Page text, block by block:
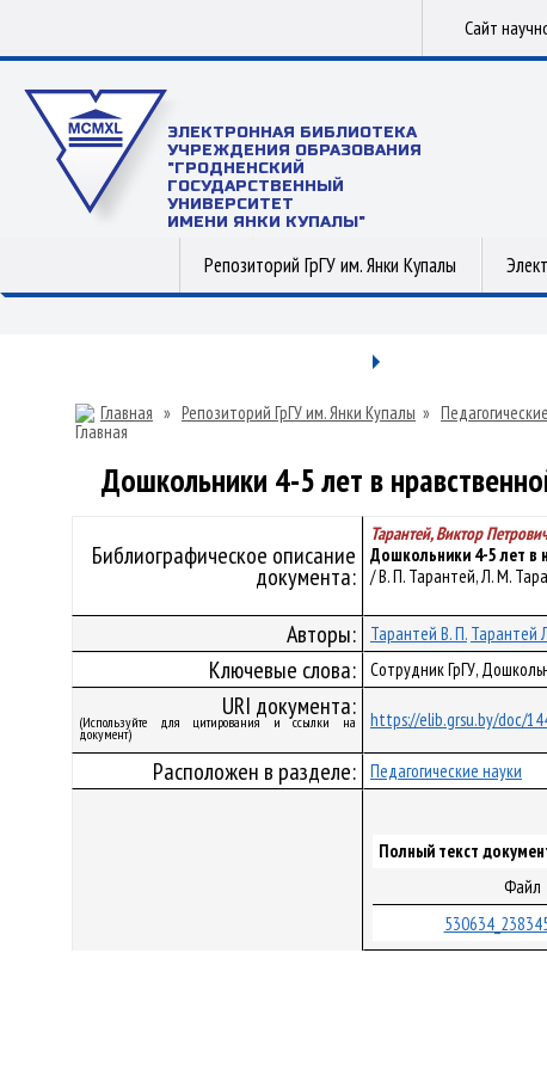
Сайт
ЭЛЕКТРОННАЯ БИБЛИОТЕКА
УЧРЕЖДЕНИЯ ОБРАЗОВАНИЯ
"ГРОДНЕНСКИЙ
ГОСУДАРСТВЕННЫЙ
УНИВЕРСИТЕТ
ИМЕНИ ЯНКИ КУПАЛЫ"
Репозиторий ГрГУ им. Янки Купалы
Главная » Репозиторий ГрГУ им. Янки Купалы »
Дошкольники 4-5 лет в
Библиографическое описание
документа:
Тарантей, Виктор Петрович
Дошкольники 4-5 лет в
/ В. П. Тарантей, Л. М.
Авторы: Тарантей В. П. Тарантей
Ключевые слова: Сотрудник ГрГУ,
URI документа:
(Используйте для цитирования и ссылки на
документ)
https://elib.grsu.by/doc/
Расположен в разделе: Педагогические науки
Полный текст
Файл